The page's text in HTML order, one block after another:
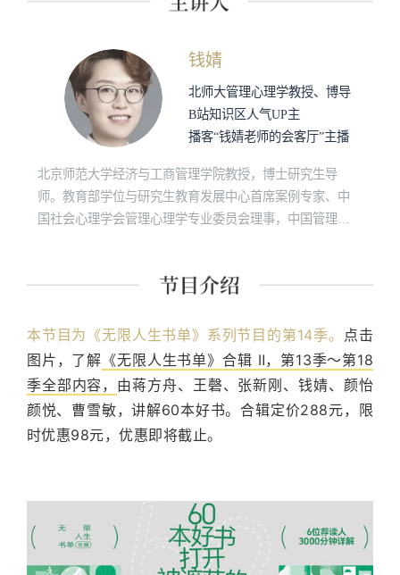
钱婧
北师大管理心理学教授、博导
B站知识区人气UP主
播客“钱婧老师的会客厅”主播
北京师范大学经济与工商管理学院教授，博士研究生导
师。教育部学位与研究生教育发展中心首席案例专家、中
国社会心理学会管理心理学专业委员会理事，中国管理科
创新与战略决策。 公众号/B站：钱婧老师；小宇宙：钱婧
本节目为《无限人生书单》系列节目的第14季。
点击
图片，了解 《无限人生书单》合辑 Ⅱ，第13季～第18
季全部内容， 由蒋方舟、王磬、张新刚、钱婧、颜怡
颜悦、曹雪敏，讲解60本好书。合辑定价288元，限
时优惠98元，优惠即将截止。